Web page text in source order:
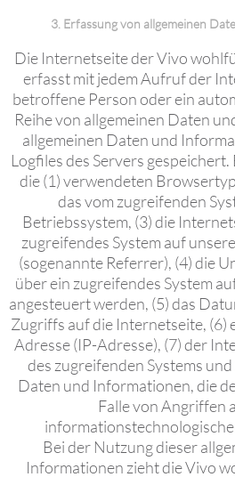
3. Erfassung von allgemeinen
Die Internetseite der Vivo
erfasst mit jedem Aufruf der
betroffene Person oder ein
Reihe von allgemeinen Daten
allgemeinen Daten und
Logfiles des Servers
die (1) verwendeten
das vom zugreifenden
Betriebssystem, (3) die
zugreifendes System auf
(sogenannte Referrer), (4) die
über ein zugreifendes System
angesteuert werden, (5) das
Zugriffs auf die Internetseite,
Adresse (IP-Adresse), (7) der
des zugreifenden Systems
Daten und Informationen, die
Falle von Angriffen
Bei der Nutzung dieser
Informationen zieht die Vivo